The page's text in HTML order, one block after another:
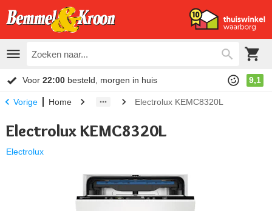
Voor 22:00 besteld, morgen in huis 9,1
Vorige Home Electrolux KEMC8320L
Electrolux KEMC8320L
Electrolux